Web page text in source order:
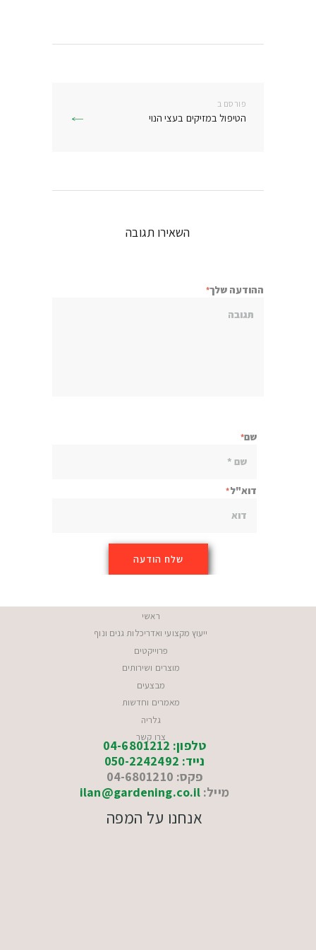
פורסם ב
בפוסט:
הטיפול במזיקים בעצי הנוי
השאירו תגובה
ההודעה שלך
שם
דוא"ל
ראשי
ייעוץ מקצועי ואדריכלות גנים ונוף
פרוייקטים
מוצרים ושירותים
מבצעים
מאמרים וחדשות
גלריה
צרו קשר
טלפון: 04-6801212
נייד: 050-2242492
פקס: 04-6801210
מייל: ilan@gardening.co.il
אנחנו על המפה